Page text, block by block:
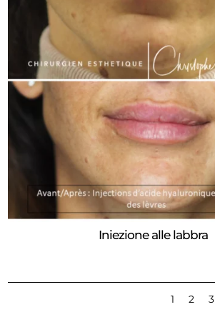
Iniezione alle labbra
1 2 3